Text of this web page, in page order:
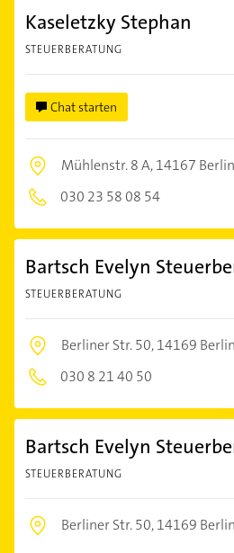
Kaseletzky Stephan
STEUERBERATUNG
Chat starten
Mühlenstr. 8 A,14167 Berlin
030 23 58 08 54
Bartsch Evelyn
STEUERBERATUNG
Berliner Str. 50,14169 Berlin
030 8 21 40 50
Bartsch Evelyn
STEUERBERATUNG
Berliner Str. 50,14169 Berlin